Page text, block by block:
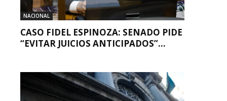
NACIONAL
CASO FIDEL ESPINOZA: SENADO PIDE
“EVITAR JUICIOS ANTICIPADOS”...